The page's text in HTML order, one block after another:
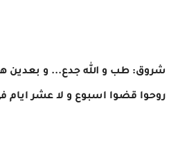
شروق: طب و الله جدع... و بعدين
روحوا قضوا اسبوع و لا عشر ايام